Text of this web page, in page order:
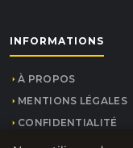
INFORMATIONS
À PROPOS
MENTIONS LÉGALES
CONFIDENTIALITÉ
PLAN DU SITE